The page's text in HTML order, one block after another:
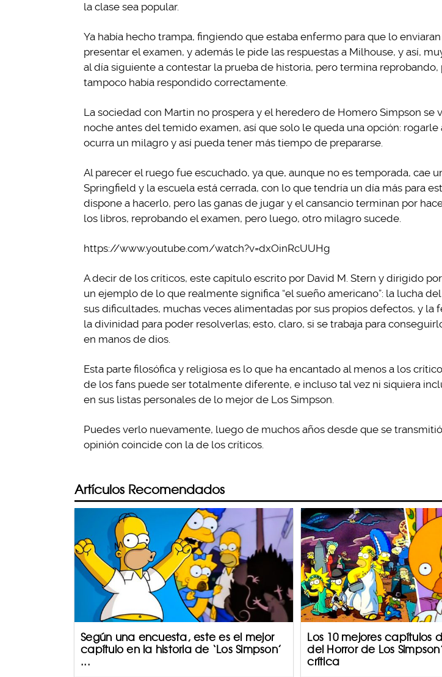
la clase sea popular.
Ya había hecho trampa, fingiendo que estaba enfermo para que lo enviaran
presentar el examen, y además le pide las respuestas a Milhouse, y así,
al día siguiente a contestar la prueba de historia, pero termina
tampoco había respondido correctamente.
La sociedad con Martin no prospera y el heredero de Homero Simpson se
noche antes del temido examen, así que solo le queda una opción: rogarle
ocurra un milagro y así pueda tener más tiempo de prepararse.
Al parecer el ruego fue escuchado, ya que, aunque no es temporada, cae
Springfield y la escuela está cerrada, con lo que tendría un día más para
dispone a hacerlo, pero las ganas de jugar y el cansancio terminan por
los libros, reprobando el examen, pero luego, otro milagro sucede.
https://www.youtube.com/watch?v=dxOinRcUUHg
A decir de los críticos, este capítulo escrito por David M. Stern y dirigido
un ejemplo de lo que realmente significa “el sueño americano”: la lucha
sus dificultades, muchas veces alimentadas por sus propios defectos, y la
la divinidad para poder resolverlas; esto, claro, si se trabaja para
en manos de dios.
Esta parte filosófica y religiosa es lo que ha encantado al menos a los
de los fans puede ser totalmente diferente, e incluso tal vez ni siquiera
en sus listas personales de lo mejor de Los Simpson.
Puedes verlo nuevamente, luego de muchos años desde que se
opinión coincide con la de los críticos.
Artículos Recomendados
Según una encuesta, este es el mejor
capítulo en la historia de ‘Los Simpson’
...
Los 10 mejores capítulos
del Horror de Los
crítica